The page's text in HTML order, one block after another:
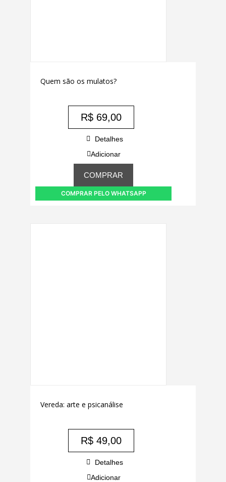
Quem são os mulatos?
R$69,00
Detalhes
Adicionar
COMPRAR
COMPRAR PELO WHATSAPP
Vereda: arte e psicanálise
R$49,00
Detalhes
Adicionar